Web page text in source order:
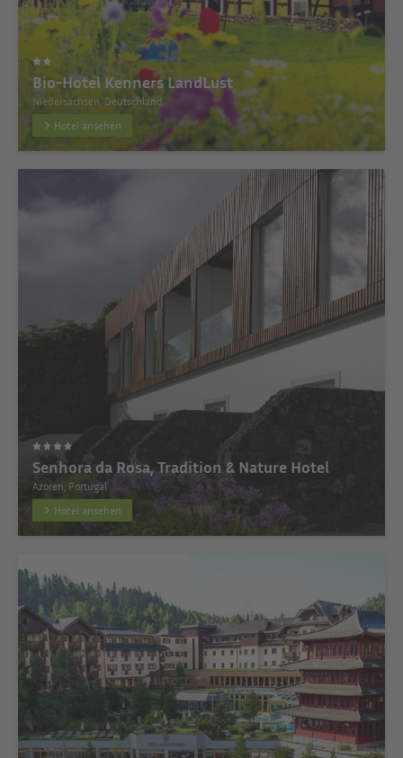
Bio-Hotel Kenners LandLust
Niedersachsen, Deutschland
Hotel ansehen
Senhora da Rosa, Tradition & Nature Hotel
Azoren, Portugal
Hotel ansehen